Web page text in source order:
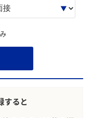
すると